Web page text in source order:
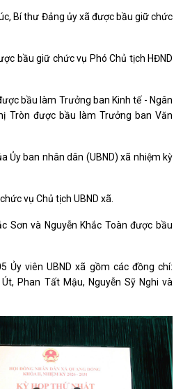
Bí thư Đảng ủy xã được bầu giữ chức
bầu giữ chức vụ Phó Chủ tịch HĐND
bầu làm Trưởng ban Kinh tế - Ngân
Tròn được bầu làm Trưởng ban Văn
Ủy ban nhân dân (UBND) xã nhiệm kỳ
vụ Chủ tịch UBND xã.
Sơn và Nguyễn Khắc Toàn được bầu
Ủy viên UBND xã gồm các đồng chí:
Phan Tất Mậu, Nguyễn Sỹ Nghi và